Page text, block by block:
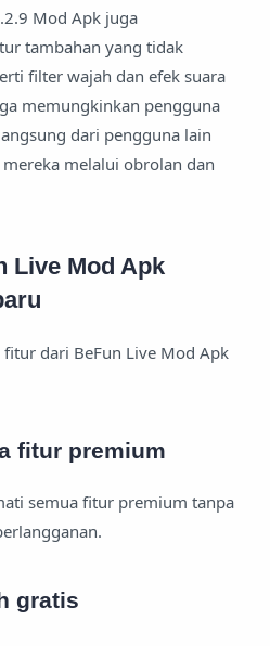
Mod Apk juga
tambahan yang tidak
filter wajah dan efek suara
memungkinkan pengguna
dari pengguna lain
melalui obrolan dan
Live Mod Apk
dari BeFun Live Mod Apk
fitur premium
semua fitur premium tanpa
gratis